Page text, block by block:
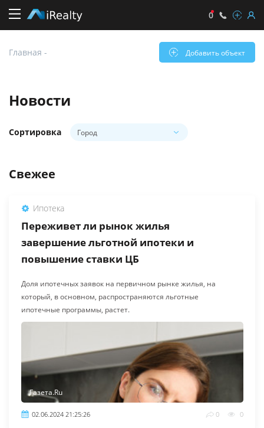
0
Добавить объект
Главная -
Новости
Сортировка Город
Свежее
Ипотека
Переживет ли рынок жилья
завершение льготной ипотеки и
повышение ставки ЦБ
Доля ипотечных заявок на первичном рынке жилья, на
который, в основном, распространяются льготные
ипотечные программы, растет.
Газета.Ru
02.06.2024 21:25:26 0 0